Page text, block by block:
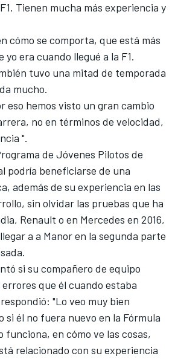
Tienen mucha más experiencia y
cómo se comporta, que está más
yo era cuando llegué a la F1.
tuvo una mitad de temporada
mucho.
eso hemos visto un gran cambio
no en términos de velocidad,
".
de Jóvenes Pilotos de
podría beneficiarse de una
además de su experiencia en las
sin olvidar las pruebas que ha
Renault o en Mercedes en 2016,
a a Manor en la segunda parte
si su compañero de equipo
que él cuando estaba
"Lo veo muy bien
si él no fuera nuevo en la Fórmula
funciona, en cómo ve las cosas,
relacionado con su experiencia